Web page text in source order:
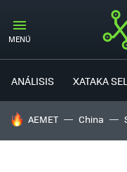
MENÚ
ANÁLISIS XATAKA
HOY SE HABLA DE
AEMET China